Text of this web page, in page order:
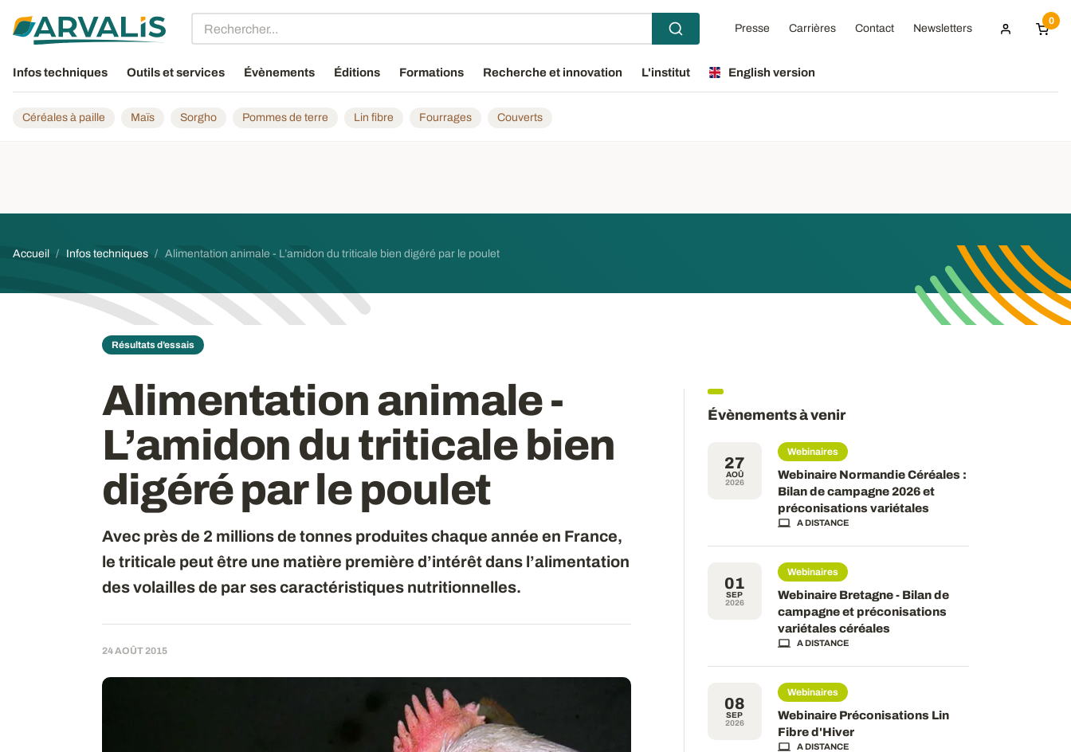
Presse Carrières Contact Newsletters
0
Infos techniques Outils et services Évènements Éditions Formations Recherche et innovation L'institut English version
Céréales à paille Maïs Sorgho Pommes de terre Lin fibre Fourrages Couverts
Fil d'Ariane
Accueil Infos techniques Alimentation animale - L’amidon du triticale bien digéré par le poulet
Résultats d’essais
Alimentation animale -
L’amidon du triticale bien
digéré par le poulet
Avec près de 2 millions de tonnes produites chaque année en France,
le triticale peut être une matière première d’intérêt dans l’alimentation
des volailles de par ses caractéristiques nutritionnelles.
24 AOÛT 2015
Évènements à venir
27
AOÛ
2026
Webinaires
Webinaire Normandie Céréales :
Bilan de campagne 2026 et
préconisations variétales
A DISTANCE
01
SEP
2026
Webinaires
Webinaire Bretagne - Bilan de
campagne et préconisations
variétales céréales
A DISTANCE
08
SEP
2026
Webinaires
Webinaire Préconisations Lin
Fibre d'Hiver
A DISTANCE